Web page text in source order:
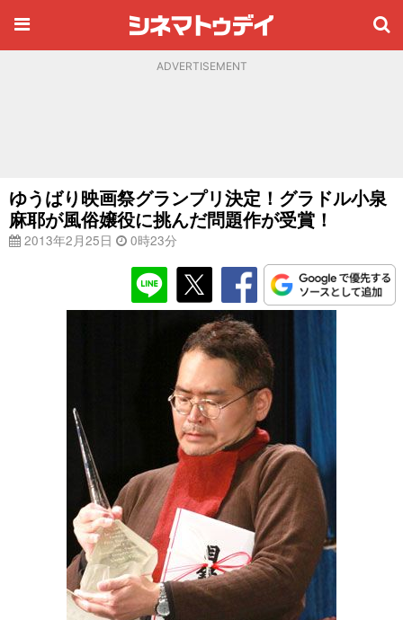
ADVERTISEMENT
ゆうばり映画祭グランプリ決定！グラドル小泉
麻耶が風俗嬢役に挑んだ問題作が受賞！
2013年2月25日 0時23分